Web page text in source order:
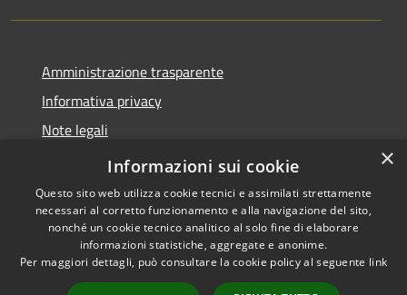
Amministrazione trasparente
Informativa privacy
Note legali
Dichiarazione di accessibilità
Accessibilità
Copyright © 2026 • Città di
Erice • Powered by
×
Informazioni sui cookie
Questo sito web utilizza cookie tecnici e assimilati strettamente
necessari al corretto funzionamento e alla navigazione del sito,
nonché un cookie tecnico analitico al solo fine di elaborare
informazioni statistiche, aggregate e anonime.
Per maggiori dettagli, può consultare la cookie policy al seguente link